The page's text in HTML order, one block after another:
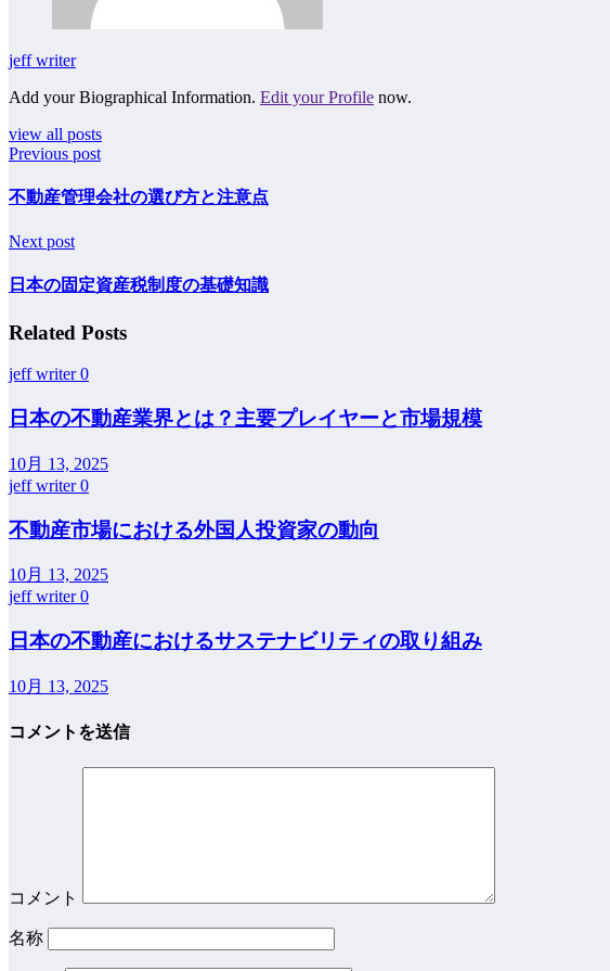
jeff writer
Add your Biographical Information. Edit your Profile now.
view all posts
Previous post
不動産管理会社の選び方と注意点
Next post
日本の固定資産税制度の基礎知識
Related Posts
jeff writer0
日本の不動産業界とは？主要プレイヤーと市場規模
10月 13, 2025
jeff writer0
不動産市場における外国人投資家の動向
10月 13, 2025
jeff writer0
日本の不動産におけるサステナビリティの取り組み
10月 13, 2025
コメントを送信
コメント
名称